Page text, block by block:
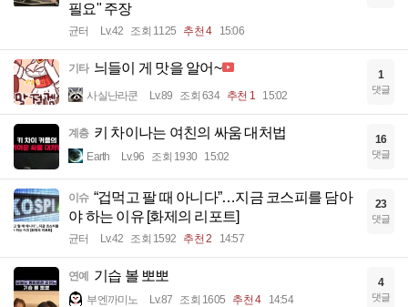
필요" 주장
균터 Lv.42 조회 1125 추천 4 15:06
기타 늬들이 게 맛을 알어~
사실난라쿤 Lv.89 조회 634 추천 1 15:02
1
댓글
계층 키 차이나는 여친의 싸움 대처법
Earth Lv.96 조회 1930 15:02
16
댓글
이슈 “겁먹고 팔 때 아니다”…지금 코스피를 담아
야 하는 이유 [화제의 리포트]
균터 Lv.42 조회 1592 추천 2 14:57
23
댓글
연예 기습 볼 뽀뽀
부엔까미노 Lv.87 조회 1605 추천 4 14:54
4
댓글